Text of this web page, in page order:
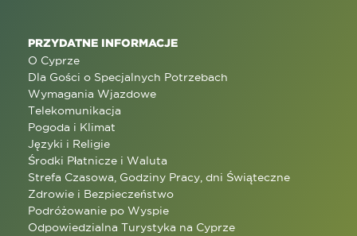
PRZYDATNE INFORMACJE
O Cyprze
Dla Gości o Specjalnych Potrzebach
Wymagania Wjazdowe
Telekomunikacja
Pogoda i Klimat
Języki i Religie
Środki Płatnicze i Waluta
Strefa Czasowa, Godziny Pracy, dni Świąteczne
Zdrowie i Bezpieczeństwo
Podróżowanie po Wyspie
Odpowiedzialna Turystyka na Cyprze